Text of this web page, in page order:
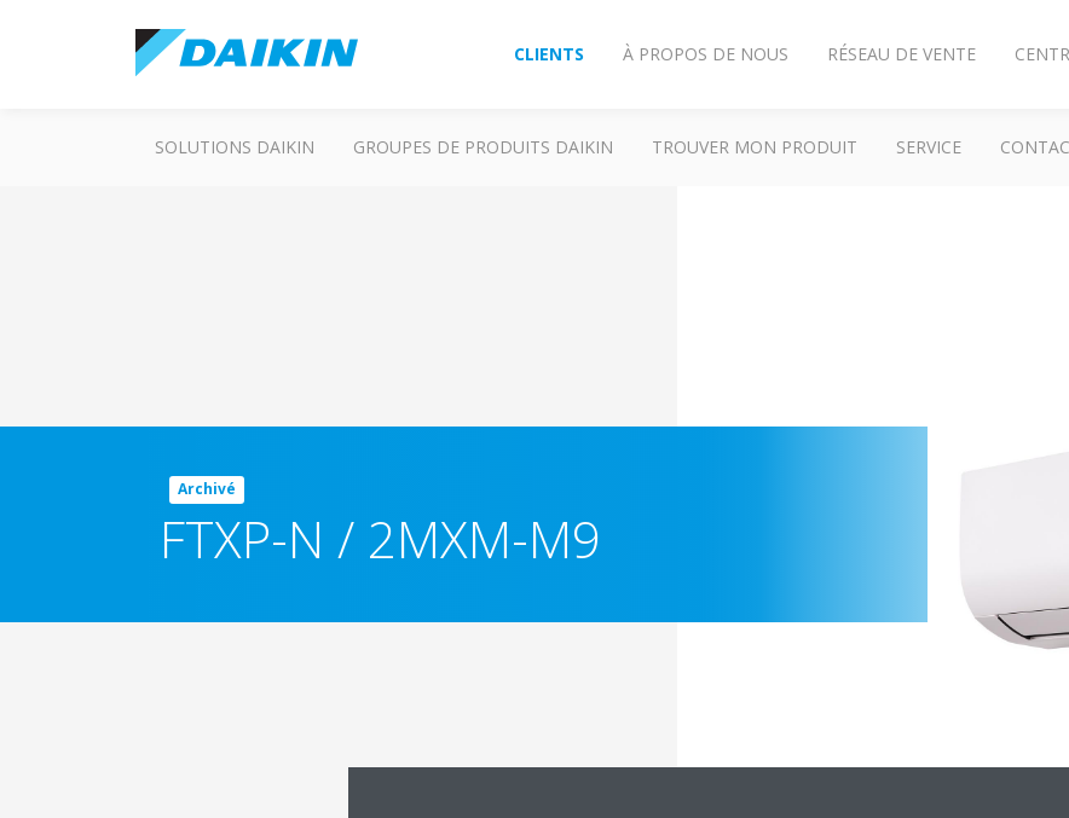
CLIENTS À PROPOS DE NOUS RÉSEAU DE VENTE
SOLUTIONS DAIKIN GROUPES DE PRODUITS DAIKIN TROUVER MON PRODUIT SERVICE
Archivé
FTXP-N / 2MXM-M9